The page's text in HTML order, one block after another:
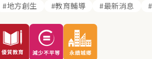
地方創生 教育輔導 最新消息